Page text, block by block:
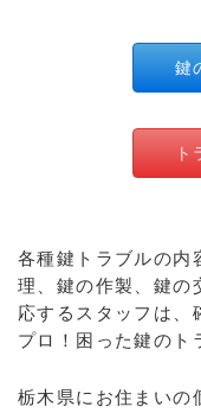
鍵
各種鍵トラブルの内
理、鍵の作製、鍵の
応するスタッフは、
プロ！困った鍵のト
栃木県にお住まいの